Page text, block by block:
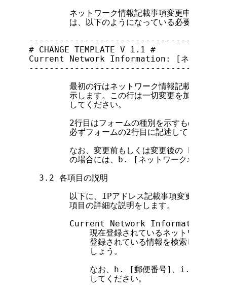
ネットワーク情報記載事項変更申請時に利
は、以下のようになっている必要がありま
# CHANGE TEMPLATE V 1.1 #
Current Network Information: [ネットワー
最初の行はネットワーク情報記載事項変更
示します。この行は一切変更を加えずにこ
        してください。
2行目はフォームの種別を示すものです。
必ずフォームの2行目に記述してください
なお、変更前もしくは変更後の b. [ネ
の場合には、b. [ネットワーク名]を変更
  3.2 各項目の説明
以下に、IPアドレス記載事項変更申請時に
        項目の詳細な説明をします。
Current Network Information: [ネ
現在登録されているネットワーク情
登録されている情報を検索し、コ
            しょう。
なお、h. [郵便番号]、i. [住所]
            してください。